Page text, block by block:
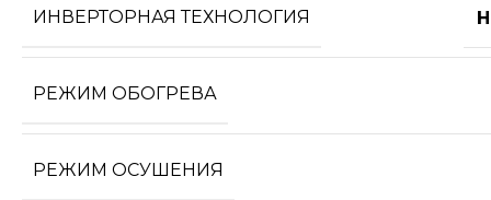
ИНВЕРТОРНАЯ ТЕХНОЛОГИЯ
РЕЖИМ ОБОГРЕВА
РЕЖИМ ОСУШЕНИЯ